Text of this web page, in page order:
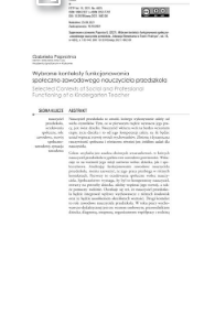
Przejdź do zbioru